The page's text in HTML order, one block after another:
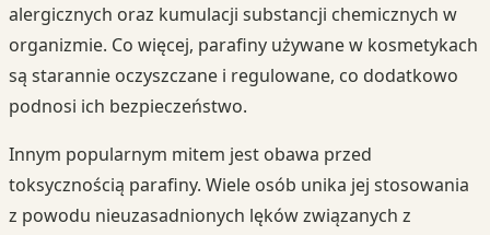
alergicznych oraz kumulacji substancji chemicznych w
organizmie. Co więcej, parafiny używane w kosmetykach
są starannie oczyszczane i regulowane, co dodatkowo
podnosi ich bezpieczeństwo.
Innym popularnym mitem jest obawa przed
toksycznością parafiny. Wiele osób unika jej stosowania
z powodu nieuzasadnionych lęków związanych z